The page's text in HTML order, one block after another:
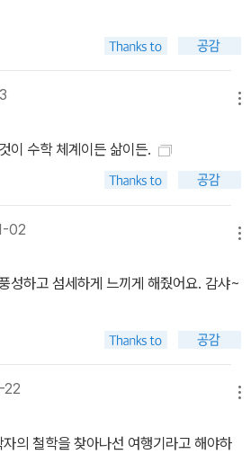
이 수학 체계이든 삶이든.
02
성하고 섬세하게 느끼게 해줬어요. 감샤~
의 철학을 찾아나선 여행기라고 해야하